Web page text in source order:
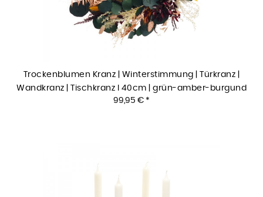
Trockenblumen Kranz | Winterstimmung | Türkranz |
Wandkranz | Tischkranz I 40cm | grün-amber-burgund
99,95 € *